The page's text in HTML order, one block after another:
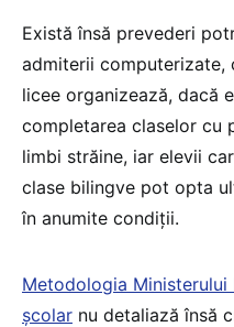
Există însă prevederi
admiterii computerizate,
licee organizează, dacă
completarea claselor cu
limbi străine, iar elevii
clase bilingve pot opta
în anumite condiții.
Metodologia
școlar nu detaliază însă